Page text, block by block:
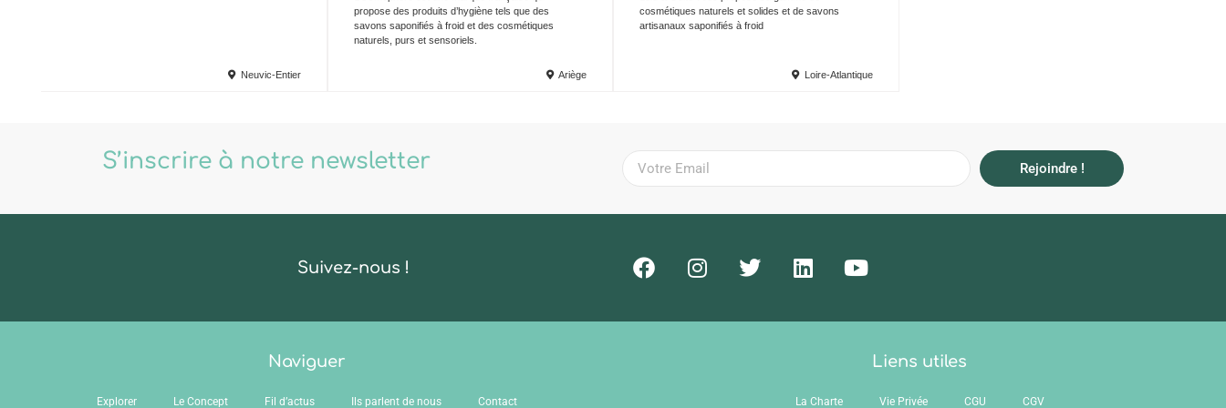
Neuvic-Entier
propose des produits d’hygiène tels que des
savons saponifiés à froid et des cosmétiques
naturels, purs et sensoriels.
Ariège
cosmétiques naturels et solides et de savons
artisanaux saponifiés à froid
Loire-Atlantique
S’inscrire à notre newsletter Rejoindre !
Suivez-nous !
Naviguer
Explorer Le Concept Fil d’actus Ils parlent de nous Contact
Liens utiles
La Charte Vie Privée CGU CGV